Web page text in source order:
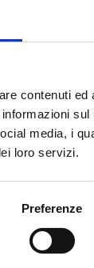
contenuti
media, i
loro servizi.
Preferenze